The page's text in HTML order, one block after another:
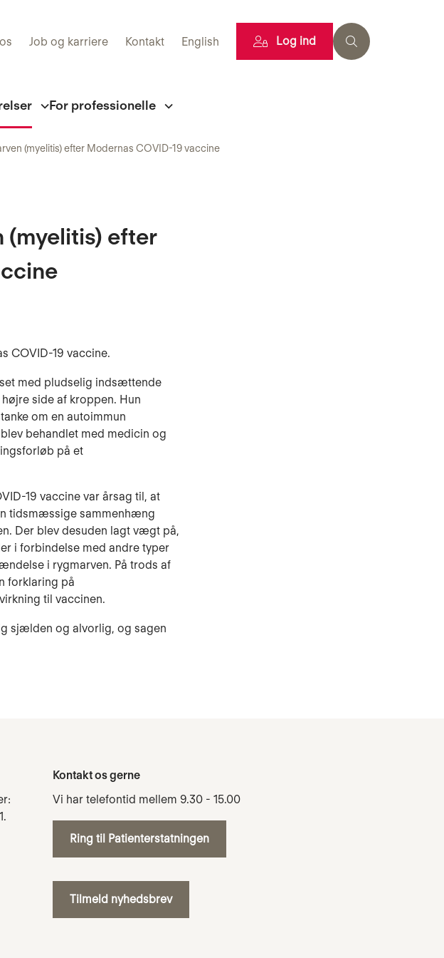
Job og karriere Kontakt English Log ind
For professionelle
(myelitis) efter Modernas COVID-19 vaccine
efter
COVID-19 vaccine.
med pludselig indsættende
side af kroppen. Hun
om en autoimmun
behandlet med medicin og
på et
19 vaccine var årsag til, at
tidsmæssige sammenhæng
Der blev desuden lagt vægt på,
i forbindelse med andre typer
i rygmarven. På trods af
forklaring på
til vaccinen.
sjælden og alvorlig, og sagen
Kontakt os gerne
Vi har telefontid mellem 9.30 - 15.00
Ring til Patienterstatningen
Tilmeld nyhedsbrev